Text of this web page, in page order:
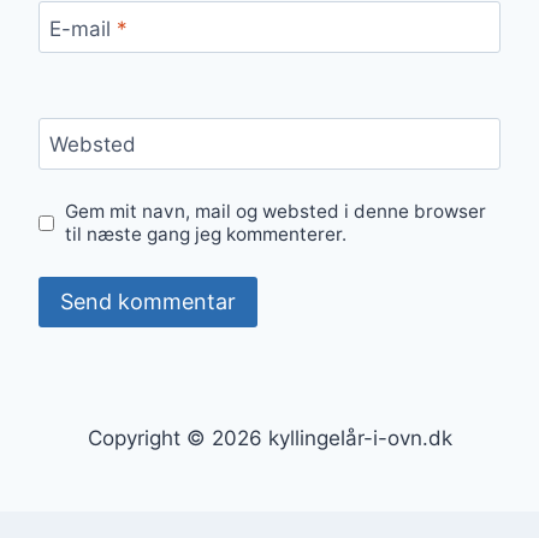
E-mail *
Websted
Gem mit navn, mail og websted i denne browser
til næste gang jeg kommenterer.
Copyright © 2026 kyllingelår-i-ovn.dk